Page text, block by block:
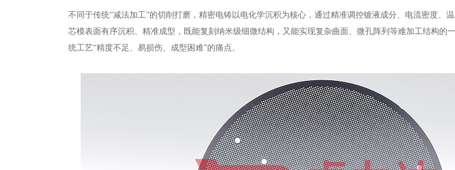
不同于传统“减法加工”的切削打磨，精密电铸以电化学沉积为核心，通过精准调控镀液成分、电流密度、
芯模表面有序沉积、精准成型，既能复刻纳米级细微结构，又能实现复杂曲面、微孔阵列等难加工结构的
统工艺“精度不足、易损伤、成型困难”的痛点。